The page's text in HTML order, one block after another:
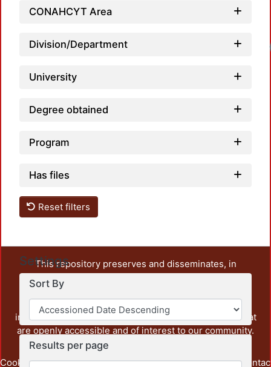
CONAHCYT Area
Division/Department
University
Degree obtained
Program
Has files
Reset filters
Settings
Sort By
Results per page
This repository preserves and disseminates, in
unrestricted open access, the teaching and research
output of UAM Azcapotzalco. It also includes some
administrative and graphic documents from the
institution, as well as content from other institutions that
are openly accessible and of interest to our community.
Cookie Privacy End User Send